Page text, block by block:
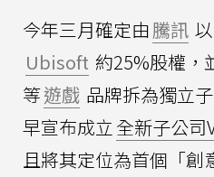
今年三月確定由騰訊
Ubisoft 約25%股權，
等遊戲 品牌拆為獨立
早宣布成立 全新子公司
且將其定位為首個「創